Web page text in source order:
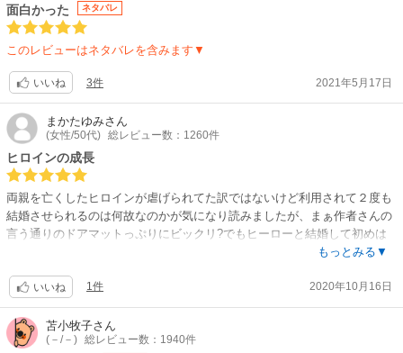
す。
作者さん買いです。やはり、安定の充実した作品でした。
面白かった ネタバレ
このレビューはネタバレを含みます▼
いいね 3件 2021年5月17日
まかたゆみさん
(女性/50代) 総レビュー数：1260件
ヒロインの成長
両親を亡くしたヒロインが虐げられてた訳ではないけど利用されて２度も
結婚させられるのは何故なのかが気になり読みましたが、まぁ作者さんの
言う通りのドアマットっぷりにビックリ?でもヒーローと結婚して初めは
傷つきますがヒーローの改心とともに伯父家族からの解放に一人で立ち向
何と言ってもヒーローの豹変ぶりにも驚きました?まぁヒロインの境遇聞
いた後の変化から溺愛しそうな予感はありましたが?ヒロイン言う通り
元々は優しい人なのにホント女運悪かったんだろうな、と思いました?
もっとみる▼
いいね 1件 2020年10月16日
苫小牧子さん
(－/－) 総レビュー数：1940件